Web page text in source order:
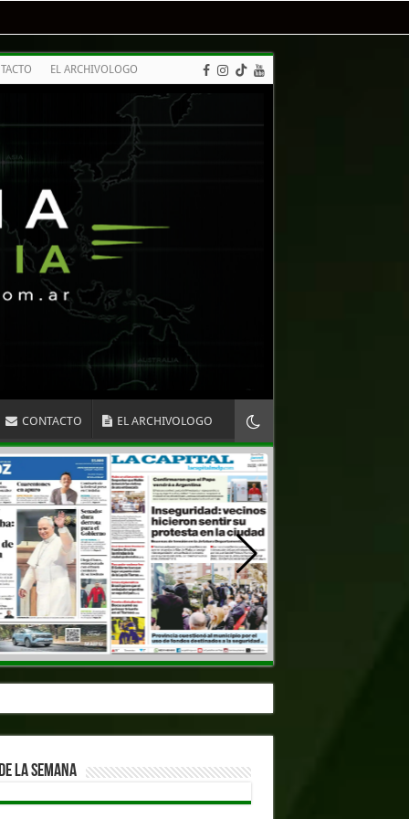
EL ARCHIVOLOGO
CONTACTO EL ARCHIVOLOGO
LA SEMANA